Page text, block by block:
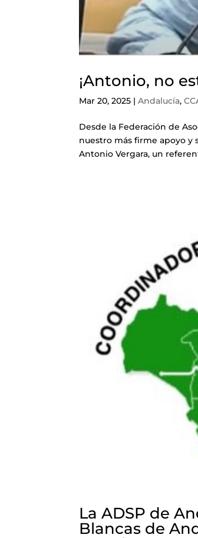
¡Antonio, no
Mar 20, 2025 |Andalucía,
Desde la Federación de
nuestro más firme apoyo y
Antonio Vergara, un
La ADSP de
Blancas de